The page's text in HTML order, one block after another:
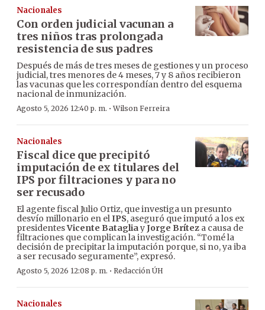
Nacionales
Con orden judicial vacunan a
tres niños tras prolongada
resistencia de sus padres
Después de más de tres meses de gestiones y un proceso
judicial, tres menores de 4 meses, 7 y 8 años recibieron
las vacunas que les correspondían dentro del esquema
nacional de inmunización.
Agosto 5, 2026 12:40 p. m. ·Wilson Ferreira
Nacionales
Fiscal dice que precipitó
imputación de ex titulares del
IPS por filtraciones y para no
ser recusado
El agente fiscal Julio Ortiz, que investiga un presunto
desvío millonario en elIPS, aseguró que imputó a los ex
presidentesVicente BatagliayJorge Brítez a causa de
filtraciones que complican la investigación. “Tomé la
decisión de precipitar la imputación porque, si no, ya iba
a ser recusado seguramente”, expresó.
Agosto 5, 2026 12:08 p. m. · Redacción ÚH
Nacionales